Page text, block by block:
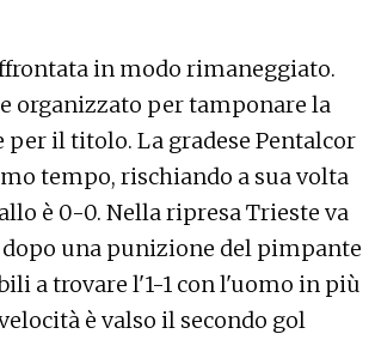
in modo rimaneggiato.
organizzato per tamponare la
il titolo. La gradese Pentalcor
tempo, rischiando a sua volta
è 0-0. Nella ripresa Trieste va
una punizione del pimpante
a trovare l'1-1 con l'uomo in più
è valso il secondo gol